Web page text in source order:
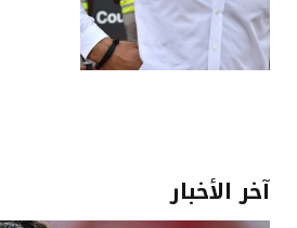
آخر الأخبار